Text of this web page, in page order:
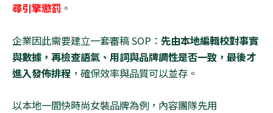
尋引擎懲罰 。
企業因此需要建立一套審稿SOP ： 先由本地編輯校對事實
與數據，再檢查語氣、用詞與品牌調性是否一致，最後才
進入發佈排程 ，確保效率與品質可以並存。
以本地一間快時尚女裝品牌為例，內容團隊先用